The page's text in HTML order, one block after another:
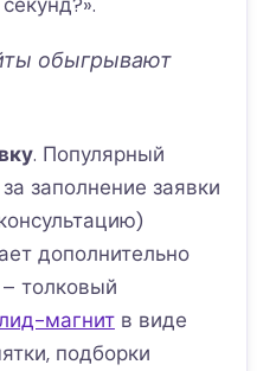
обыгрывают
. Популярный
заполнение заявки
дополнительно
толковый
магнитв виде
подборки